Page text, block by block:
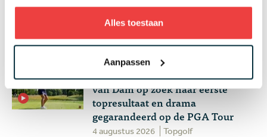
Alles toestaan
Aanpassen
Luiten echt de makkelijkste
manier om te chippen
4 augustus 2026 Instructie
Wie speelt waar? Week 32 - Anne
van Dam op zoek naar eerste
topresultaat en drama
gegarandeerd op de PGA Tour
4 augustus 2026 Topgolf